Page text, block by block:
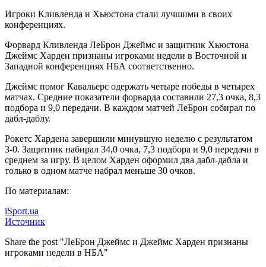
Игроки Кливленда и Хьюстона стали лучшими в своих
конференциях.
Форвард Кливленда ЛеБрон Джеймс и защитник Хьюстона
Джеймс Харден признаны игроками недели в Восточной и
Западной конференциях НБА соответственно.
Джеймс помог Кавальерс одержать четыре победы в четырех
матчах. Средние показатели форварда составили 27,3 очка, 8,3
подбора и 9,0 передачи. В каждом матчей ЛеБрон собирал по
дабл-даблу.
Рокетс Хардена завершили минувшую неделю с результатом
3-0. Защитник набирал 34,0 очка, 7,3 подбора и 9,0 передачи в
среднем за игру. В целом Харден оформил два дабл-дабла и
только в одном матче набрал меньше 30 очков.
По материалам:
iSport.ua
Источник
Share the post "ЛеБрон Джеймс и Джеймс Харден признаны
игроками недели в НБА"